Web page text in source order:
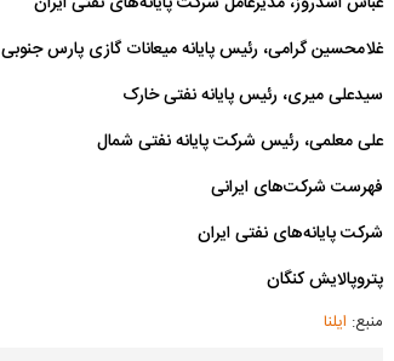
غلامحسین گرامی، رئیس پایانه میعانات گازی پارس جنوبی
سیدعلی میری، رئیس پایانه نفتی خارک
علی معلمی، رئیس شرکت پایانه نفتی شمال
فهرست شرکت‌های ایرانی
شرکت پایانه‌های نفتی ایران
پتروپالایش کنگان
منبع: ایلنا
عکس| ماجرای کشف جسد ناشناس که
توسط حیوانات خورده شد